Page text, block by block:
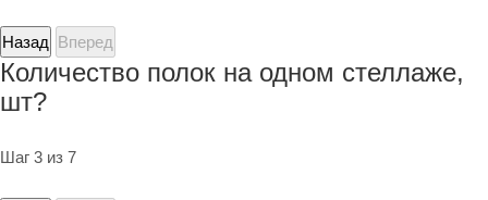
Назад Вперед
Количество полок на одном стеллаже,
шт?
Шаг 3 из 7